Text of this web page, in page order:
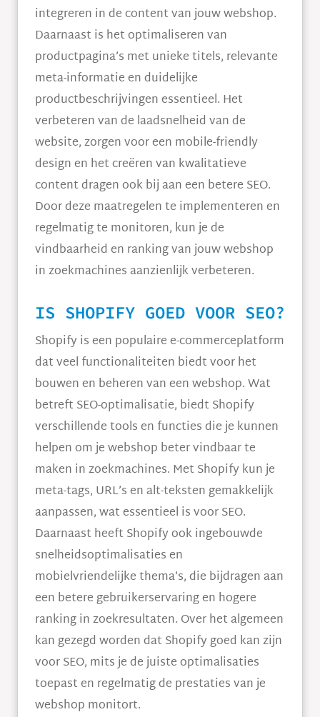
integreren in de content van jouw webshop.
Daarnaast is het optimaliseren van
productpagina’s met unieke titels, relevante
meta-informatie en duidelijke
productbeschrijvingen essentieel. Het
verbeteren van de laadsnelheid van de
website, zorgen voor een mobile-friendly
design en het creëren van kwalitatieve
content dragen ook bij aan een betere SEO.
Door deze maatregelen te implementeren en
regelmatig te monitoren, kun je de
vindbaarheid en ranking van jouw webshop
in zoekmachines aanzienlijk verbeteren.
IS SHOPIFY GOED VOOR SEO?
Shopify is een populaire e-commerceplatform
dat veel functionaliteiten biedt voor het
bouwen en beheren van een webshop. Wat
betreft SEO-optimalisatie, biedt Shopify
verschillende tools en functies die je kunnen
helpen om je webshop beter vindbaar te
maken in zoekmachines. Met Shopify kun je
meta-tags, URL’s en alt-teksten gemakkelijk
aanpassen, wat essentieel is voor SEO.
Daarnaast heeft Shopify ook ingebouwde
snelheidsoptimalisaties en
mobielvriendelijke thema’s, die bijdragen aan
een betere gebruikerservaring en hogere
ranking in zoekresultaten. Over het algemeen
kan gezegd worden dat Shopify goed kan zijn
voor SEO, mits je de juiste optimalisaties
toepast en regelmatig de prestaties van je
webshop monitort.